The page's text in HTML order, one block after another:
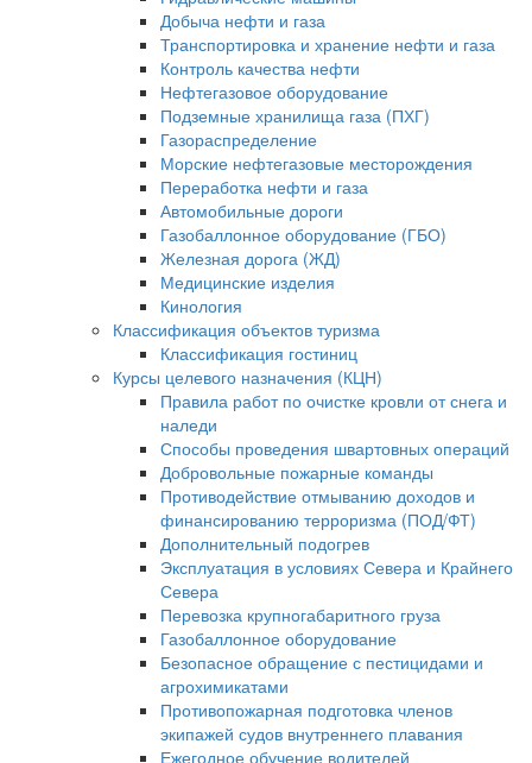
Добыча нефти и газа
Транспортировка и хранение нефти и газа
Контроль качества нефти
Нефтегазовое оборудование
Подземные хранилища газа (ПХГ)
Газораспределение
Морские нефтегазовые месторождения
Переработка нефти и газа
Автомобильные дороги
Газобаллонное оборудование (ГБО)
Железная дорога (ЖД)
Медицинские изделия
Кинология
Классификация объектов туризма
Классификация гостиниц
Курсы целевого назначения (КЦН)
Правила работ по очистке кровли от снега и
наледи
Способы проведения швартовных операций
Добровольные пожарные команды
Противодействие отмыванию доходов и
финансированию терроризма (ПОД/ФТ)
Дополнительный подогрев
Эксплуатация в условиях Севера и Крайнего
Севера
Перевозка крупногабаритного груза
Газобаллонное оборудование
Безопасное обращение с пестицидами и
агрохимикатами
Противопожарная подготовка членов
экипажей судов внутреннего плавания
Ежегодное обучение водителей